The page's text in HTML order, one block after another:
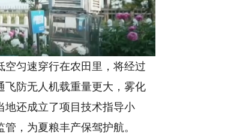
匀速穿行在农田里，将经过
飞防无人机载重量更大，雾化
地还成立了项目技术指导小
，为夏粮丰产保驾护航。